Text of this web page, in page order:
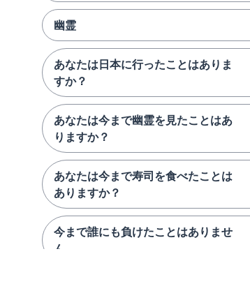
幽霊
あなたは日本に行ったことはありま
すか？
あなたは今まで幽霊を見たことはあ
りますか？
あなたは今まで寿司を食べたことは
ありますか？
今まで誰にも負けたことはありませ
ん